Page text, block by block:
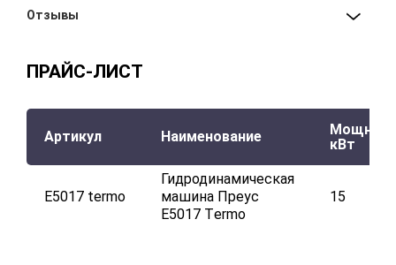
Отзывы
ПРАЙС-ЛИСТ
Артикул Наименование
кВт
Е5017 termo
Гидродинамическая
машина Преус
Е5017 Тermo
15